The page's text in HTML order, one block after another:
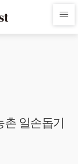
촌 일손돕기